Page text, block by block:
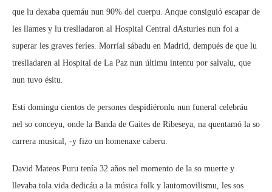
que lu dexaba quemáu nun 90% del cuerpu. Anque consiguió escapar de
les llames y lu treslladaron al Hospital Central dAsturies nun foi a
superar les graves feríes. Morríal sábadu en Madrid, dempués de que lu
treslladaren al Hospital de La Paz nun últimu intentu por salvalu, que
nun tuvo ésitu.
Esti domingu cientos de persones despidiéronlu nun funeral celebráu
nel so conceyu, onde la Banda de Gaites de Ribeseya, na quentamó la so
carrera musical, -y fizo un homenaxe caberu.
David Mateos Puru tenía 32 años nel momento de la so muerte y
llevaba tola vida dedicáu a la música folk y lautomovilismu, les sos